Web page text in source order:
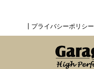
プライバシーポリシー